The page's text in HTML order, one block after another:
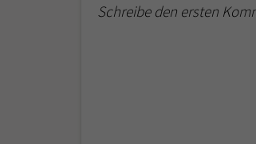
Schreibe den ersten